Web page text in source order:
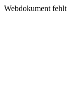
Webdokument fehlt